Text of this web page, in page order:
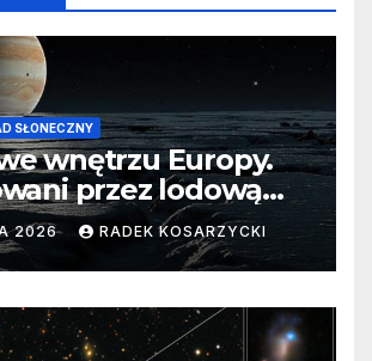
SŁONECZNY
wnętrzu Europy.
przez lodową
2026 RADEK KOSARZYCKI